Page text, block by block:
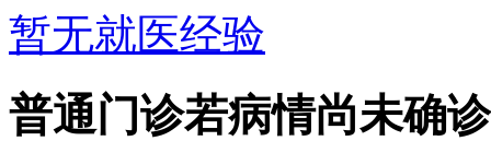
暂无就医经验
普通门诊若病情尚未确